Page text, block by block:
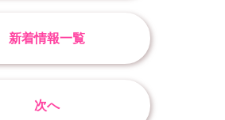
新着情報一覧
次へ